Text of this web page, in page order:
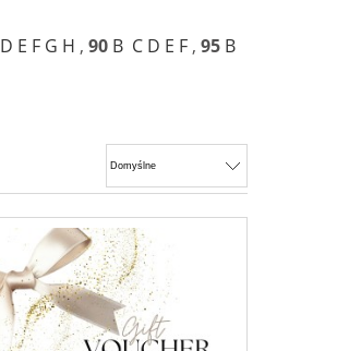
D E F G H , 90 B C D E F , 95 B